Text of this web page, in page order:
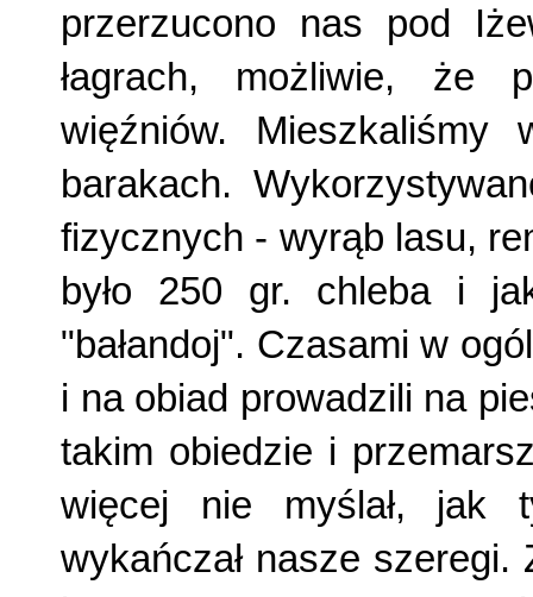
przerzucono nas pod
łagrach, możliwie, że
więźniów. Mieszkaliśmy
barakach.
fizycznych - wyrąb lasu,
było 250 gr. chleba i
"bałandoj". Czasami w
i na obiad prowadzili na
takim obiedzie i
więcej nie myślał, jak
wykańczał nasze